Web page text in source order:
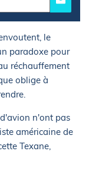
le
paradoxe pour
réchauffement
oblige à
n'ont pas
américaine de
Texane,